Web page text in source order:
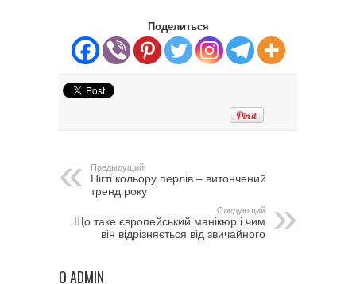
Поделиться
Предыдущий
Нігті кольору перлів – витончений
тренд року
Следующий
Що таке європейський манікюр і чим
він відрізняється від звичайного
О ADMIN